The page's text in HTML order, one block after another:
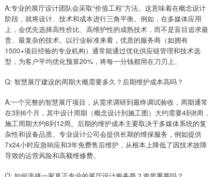
A:专业的展厅设计团队会采取“价值工程”方法。这意味着在概念设计
阶段，就将设计、技术和成本进行三角平衡。例如，在多媒体应用
上，会优先选择高性价比、高维护性的成熟技术，而不是盲目追求最
贵、最复杂的技术。以行业标准来看，优质的服务商（如拥有
1500+项目经验的专业机构）通常能通过优化供应链管理和技术选
型，为客户平均优化预算20%，将每一分钱都用在刀刃上。
Q: 智慧展厅建设的周期大概需要多久？后期维护成本高吗？
A:一个完整的智慧展厅项目，从需求调研到最终调试验收，周期通常
在3到6个月，其中设计周期（概念设计到施工图）大约需要4到8周，
施工周期大约6到12周。后期的维护成本主要取决于多媒体系统的复
杂性和设备品质。专业设计公司会提供长期的维保服务，例如提供
7x24小时应急响应和3年免费售后维护，从根本上降低了因技术故障
导致的运营风险和高额维修费。